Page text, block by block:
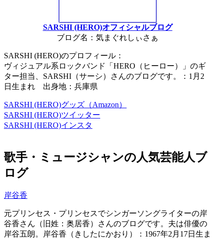
SARSHI (HERO)オフィシャルブログ
ブログ名：気まぐれしぃさぁ
SARSHI (HERO)のプロフィール：
ヴィジュアル系ロックバンド「HERO（ヒーロー）」のギ
ター担当、SARSHI（サーシ）さんのブログです。：1月2
日生まれ 出身地：兵庫県
SARSHI (HERO)グッズ（Amazon）
SARSHI (HERO)ツイッター
SARSHI (HERO)インスタ
歌手・ミュージシャンの人気芸能人ブ
ログ
岸谷香
元プリンセス・プリンセスでシンガーソングライターの岸
谷香さん（旧姓：奥居香）さんのブログです。夫は俳優の
岸谷五朗。岸谷香（きしたにかおり）：1967年2月17日生ま